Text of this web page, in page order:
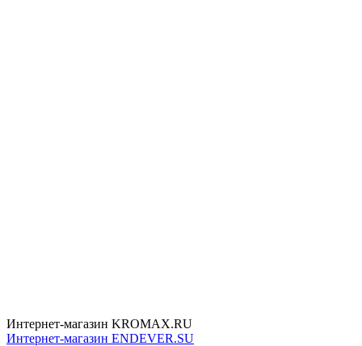
Интернет-магазин KROMAX.RU
Интернет-магазин ENDEVER.SU